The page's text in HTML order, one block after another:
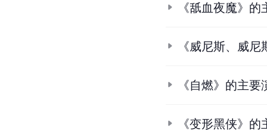
《舐血夜魔》的
《威尼斯、威
《自燃》的主要
《变形黑侠》的